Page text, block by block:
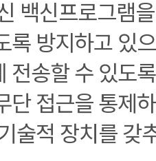
백신프로그램
록 방지하고 있
전송할 수 있도
단 접근을 통제
술적 장치를 갖